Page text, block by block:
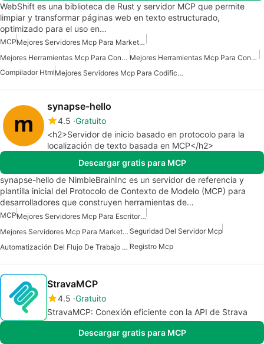
WebShift es una biblioteca de Rust y servidor MCP que permite
limpiar y transformar páginas web en texto estructurado,
optimizado para el uso en…
MCP
Mejores Servidores Mcp Para Marketing De Ventas Comerciales
Mejores Herramientas Mcp Para Construir Agentes De Ia
Mejores Herramientas Mcp Para Conectarse A Datos
Compilador Html
Mejores Servidores Mcp Para Codificación
synapse-hello
4.5 Gratuito
<h2>Servidor de inicio basado en protocolo para la
localización de texto basada en MCP</h2>
Descargar gratis para MCP
synapse-hello de NimbleBrainInc es un servidor de referencia y
plantilla inicial del Protocolo de Contexto de Modelo (MCP) para
desarrolladores que construyen herramientas de…
MCP
Mejores Servidores Mcp Para Escritorio Claude
Mejores Servidores Mcp Para Marketing De Ventas Comerciales Seguridad Del Servidor Mcp
Automatización Del Flujo De Trabajo Del Servidor Mcp Registro Mcp
StravaMCP
4.5 Gratuito
StravaMCP: Conexión eficiente con la API de Strava
Descargar gratis para MCP